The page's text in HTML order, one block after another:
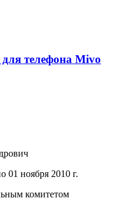
телефона Mivo
01 ноября 2010 г.
комитетом